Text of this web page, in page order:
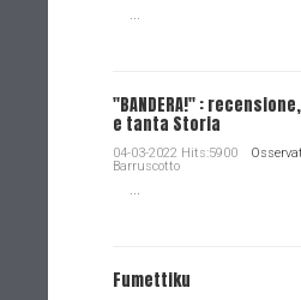
...
"BANDERA!" :
e tanta Storia
04-03-2022 Hits:5900
Barruscotto
...
Fumettiku